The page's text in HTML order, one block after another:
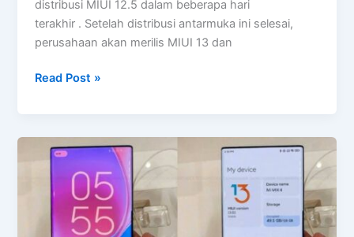
distribusi MIUI 12.5 dalam beberapa hari
terakhir . Setelah distribusi antarmuka ini selesai,
perusahaan akan merilis MIUI 13 dan
Fitur
Hadir
Dengan
MIUI
Muncul!
Read Post »